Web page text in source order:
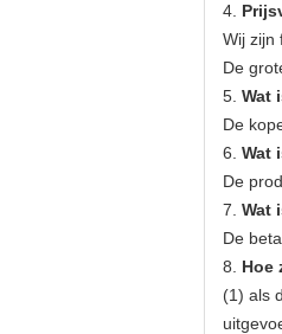
4.
Wij zijn
De
5. Wat
De
6. Wat
De
7. Wat
De
8. Hoe
(1) als